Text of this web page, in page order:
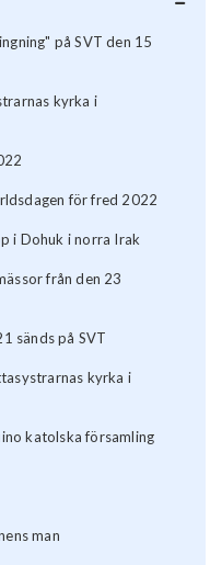
på SVT den 15
kyrka i
för fred 2022
i Dohuk i norra Irak
från den 23
sänds på SVT
kyrka i
katolska församling
man